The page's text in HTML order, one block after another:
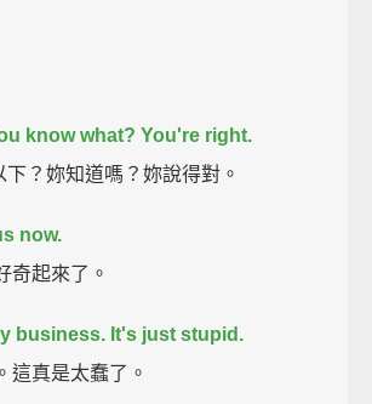
know what? You're right.
下？妳知道嗎？妳說得對。
now.
奇起來了。
business. It's just stupid.
這真是太蠢了。